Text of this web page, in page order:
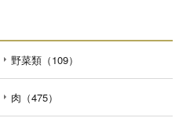
野菜類（109）
肉（475）